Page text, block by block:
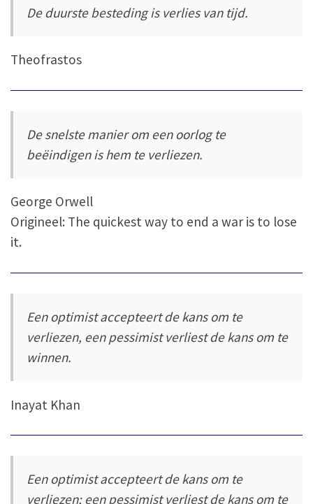
De duurste besteding is verlies van tijd.
Theofrastos
De snelste manier om een oorlog te
beëindigen is hem te verliezen.
George Orwell
Origineel: The quickest way to end a war is to lose
it.
Een optimist accepteert de kans om te
verliezen, een pessimist verliest de kans om te
winnen.
Inayat Khan
Een optimist accepteert de kans om te
verliezen; een pessimist verliest de kans om te